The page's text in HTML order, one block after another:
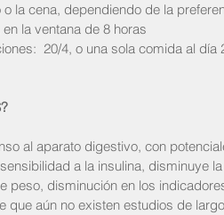
o la cena, dependiendo de la
la ventana de 8 horas
20/4, o una sola comida al día
al aparato digestivo, con
a la insulina, disminuye
peso, disminución en los
que aún no existen estudios de